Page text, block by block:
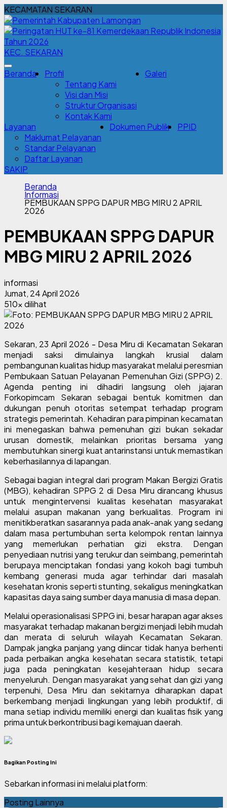
KECAMATAN SEKARAN
KEC. SEKARAN
Beranda
Profil
Tentang Kami
Visi dan Misi
Struktur Organisasi
Kontak Kami
Galeri
Layanan
Maklumat Pelayanan
Standar Pelayanan
Daftar Layanan
Dokumen Publik PPID
SAKIP
Beranda
Informasi
PEMBUKAAN SPPG DAPUR MBG MIRU 2 APRIL
2026
PEMBUKAAN SPPG DAPUR
MBG MIRU 2 APRIL 2026
informasi
Jumat, 24 April 2026
510x dilihat
Sekaran, 23 April 2026 - Desa Miru di Kecamatan Sekaran
menjadi saksi dimulainya langkah krusial dalam
pembangunan kualitas hidup masyarakat melalui peresmian
Pembukaan Satuan Pelayanan Pemenuhan Gizi (SPPG) 2.
Agenda penting ini dihadiri langsung oleh jajaran
Forkopimcam Sekaran sebagai bentuk komitmen dan
dukungan penuh otoritas setempat terhadap program
strategis pemerintah. Kehadiran para pimpinan kecamatan
ini menegaskan bahwa pemenuhan gizi bukan sekadar
urusan domestik, melainkan prioritas bersama yang
membutuhkan sinergi kuat antarinstansi untuk memastikan
keberhasilannya di lapangan.
Sebagai bagian integral dari program Makan Bergizi Gratis
(MBG), kehadiran SPPG 2 di Desa Miru dirancang khusus
untuk mengintervensi kualitas kesehatan masyarakat
melalui asupan makanan yang berkualitas. Program ini
menitikberatkan sasarannya pada anak-anak yang sedang
dalam masa pertumbuhan serta kelompok rentan lainnya
yang memerlukan perhatian gizi ekstra. Dengan
penyediaan nutrisi yang terukur dan seimbang, pemerintah
berupaya menciptakan fondasi yang kokoh bagi tumbuh
kembang generasi muda agar terhindar dari masalah
kesehatan kronis seperti stunting, sekaligus meningkatkan
kapasitas daya saing sumber daya manusia di masa depan.
Melalui operasionalisasi SPPG ini, besar harapan agar akses
masyarakat terhadap makanan bergizi menjadi lebih mudah
dan merata di seluruh wilayah Kecamatan Sekaran.
Dampak jangka panjang yang diincar tidak hanya berhenti
pada perbaikan angka kesehatan secara statistik, tetapi
juga pada peningkatan kesejahteraan hidup secara
menyeluruh. Dengan masyarakat yang sehat dan gizi yang
terpenuhi, Desa Miru dan sekitarnya diharapkan dapat
berkembang menjadi lingkungan yang lebih produktif, di
mana setiap individu memiliki energi dan kualitas fisik yang
prima untuk berkontribusi bagi kemajuan daerah.
Bagikan Posting Ini
Sebarkan informasi ini melalui platform:
Posting Lainnya